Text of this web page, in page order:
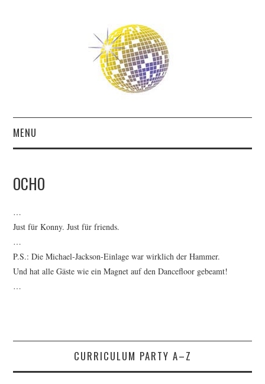
MENU
THE FUTURE
THE PAST
FRIENDS
DATENSCHUTZERKLÄRUNG
OCHO
…
Just für Konny. Just für friends.
…
P.S.: Die Michael-Jackson-Einlage war wirklich der Hammer.
Und hat alle Gäste wie ein Magnet auf den Dancefloor gebeamt!
…
CURRICULUM PARTY A–Z